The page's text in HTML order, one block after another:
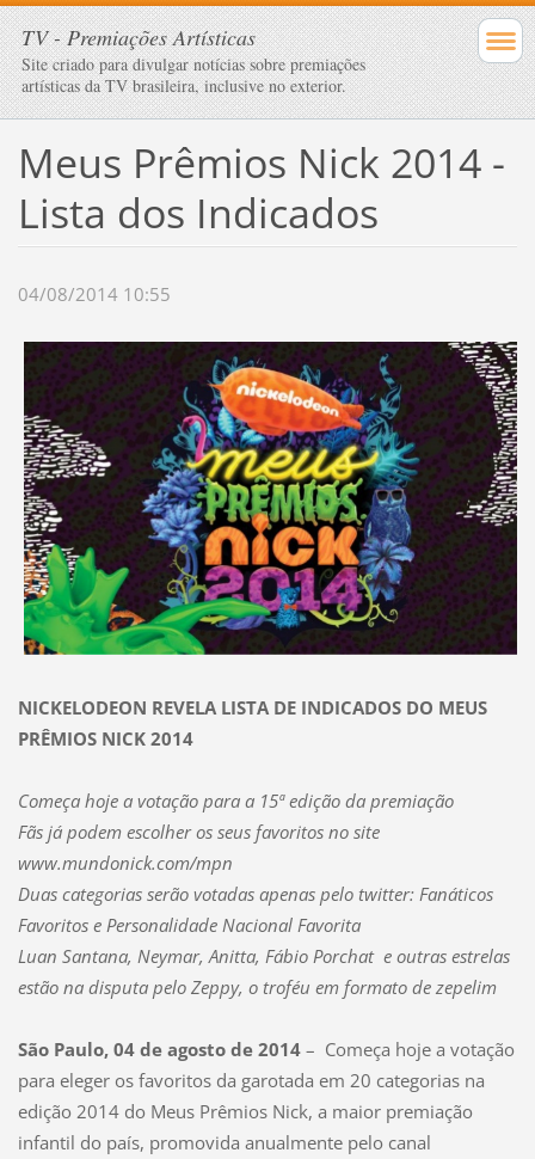
TV - Premiações Artísticas
Site criado para divulgar notícias sobre premiações
artísticas da TV brasileira, inclusive no exterior.
Meus Prêmios Nick 2014 -
Lista dos Indicados
04/08/2014 10:55
NICKELODEON REVELA LISTA DE INDICADOS DO MEUS
PRÊMIOS NICK 2014
Começa hoje a votação para a 15ª edição da premiação
Fãs já podem escolher os seus favoritos no site
www.mundonick.com/mpn
Duas categorias serão votadas apenas pelo twitter: Fanáticos
Favoritos e Personalidade Nacional Favorita
Luan Santana, Neymar, Anitta, Fábio Porchat e outras estrelas
estão na disputa pelo Zeppy, o troféu em formato de zepelim
São Paulo, 04 de agosto de 2014– Começa hoje a votação
para eleger os favoritos da garotada em 20 categorias na
edição 2014 do Meus Prêmios Nick, a maior premiação
infantil do país, promovida anualmente pelo canal